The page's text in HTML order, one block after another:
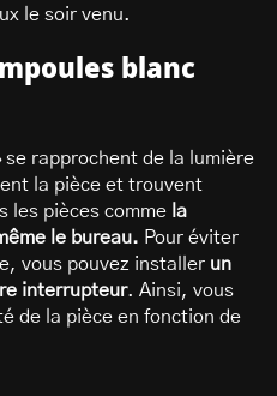
le soir venu.
blanc
se rapprochent de la lumière
la pièce et trouvent
les pièces comme la
le bureau. Pour éviter
vous pouvez installer un
interrupteur. Ainsi, vous
de la pièce en fonction de